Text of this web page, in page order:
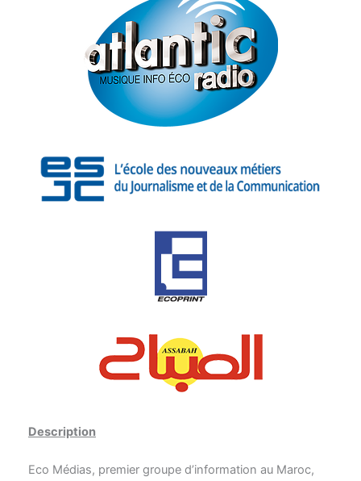
Description
Eco Médias, premier groupe d’information au Maroc,